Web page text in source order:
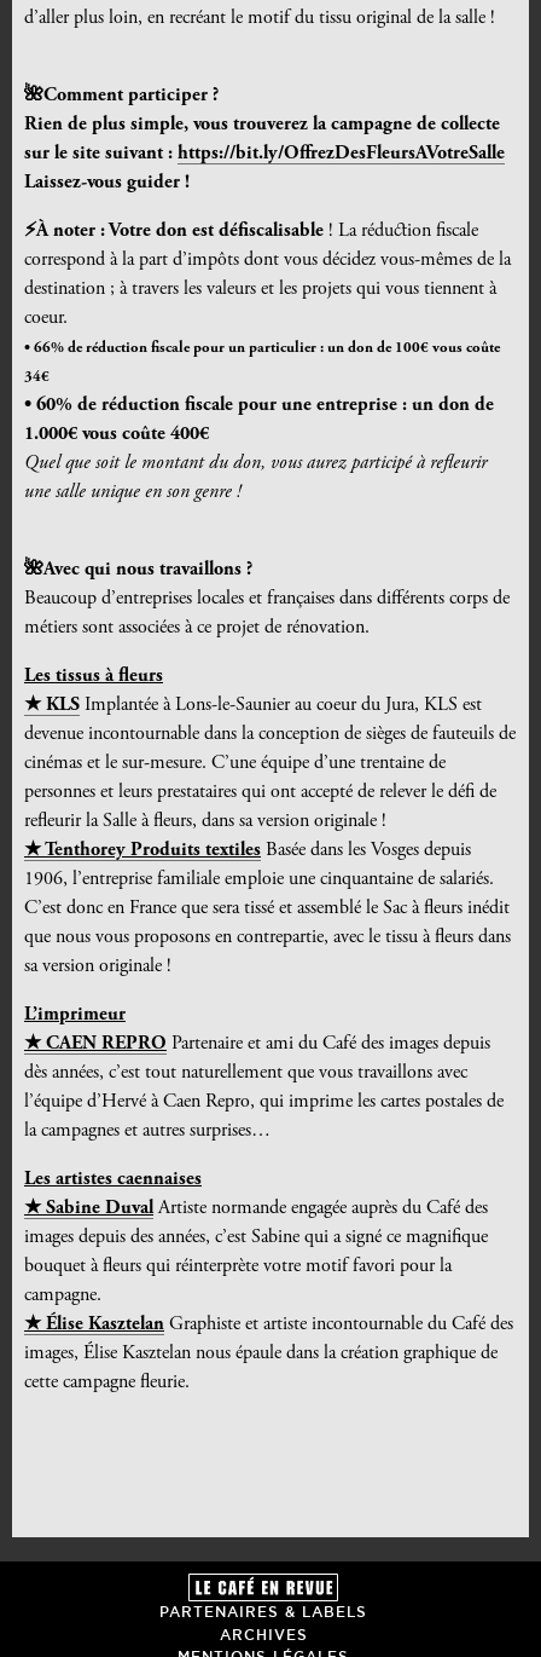
d’aller plus loin, en recréant le motif du tissu original de la salle !
🌺Comment participer ?
Rien de plus simple, vous trouverez la campagne de collecte
sur le site suivant : https://bit.ly/OffrezDesFleursAVotreSalle
Laissez-vous guider !
⚡À noter : Votre don est défiscalisable ! La réduction fiscale
correspond à la part d’impôts dont vous décidez vous-mêmes de la
destination ; à travers les valeurs et les projets qui vous tiennent à
coeur.
• 66% de réduction fiscale pour un particulier : un don de 100€ vous coûte
34€
• 60% de réduction fiscale pour une entreprise : un don de
1.000€ vous coûte 400€
Quel que soit le montant du don, vous aurez participé à refleurir
une salle unique en son genre !
🌺Avec qui nous travaillons ?
Beaucoup d’entreprises locales et françaises dans différents corps de
métiers sont associées à ce projet de rénovation.
Les tissus à fleurs
★ KLS Implantée à Lons-le-Saunier au coeur du Jura, KLS est
devenue incontournable dans la conception de sièges de fauteuils de
cinémas et le sur-mesure. C’une équipe d’une trentaine de
personnes et leurs prestataires qui ont accepté de relever le défi de
refleurir la Salle à fleurs, dans sa version originale !
★ Tenthorey Produits textiles Basée dans les Vosges depuis
1906, l’entreprise familiale emploie une cinquantaine de salariés.
C’est donc en France que sera tissé et assemblé le Sac à fleurs inédit
que nous vous proposons en contrepartie, avec le tissu à fleurs dans
sa version originale !
L’imprimeur
★ CAEN REPRO Partenaire et ami du Café des images depuis
dès années, c’est tout naturellement que vous travaillons avec
l’équipe d’Hervé à Caen Repro, qui imprime les cartes postales de
la campagnes et autres surprises…
Les artistes caennaises
★ Sabine Duval Artiste normande engagée auprès du Café des
images depuis des années, c’est Sabine qui a signé ce magnifique
bouquet à fleurs qui réinterprète votre motif favori pour la
campagne.
★ Élise Kasztelan Graphiste et artiste incontournable du Café des
images, Élise Kasztelan nous épaule dans la création graphique de
cette campagne fleurie.
PARTENAIRES & LABELS
ARCHIVES